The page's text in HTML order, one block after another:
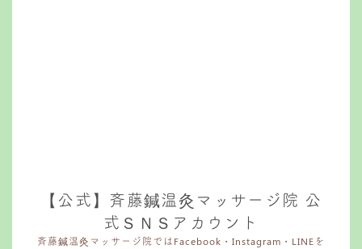
【公式】斉藤鍼温灸マッサージ院 公
式ＳＮＳアカウント
斉藤鍼温灸マッサージ院ではFacebook・Instagram・LINEを